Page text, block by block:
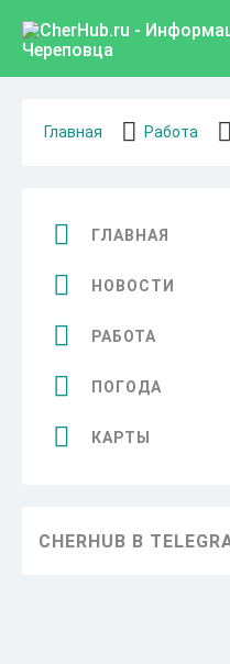
Главная Работа
ГЛАВНАЯ
НОВОСТИ
Общество
РАБОТА
ПОГОДА
КАРТЫ
CHERHUB В